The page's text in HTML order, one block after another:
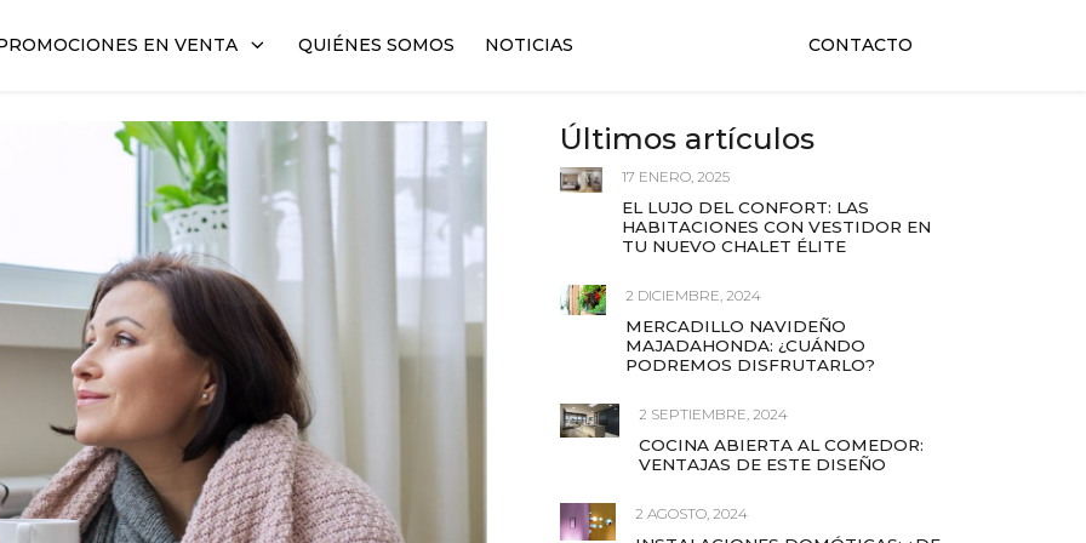
EN VENTA QUIÉNES SOMOS NOTICIAS CONTACTO
Últimos artículos
17 ENERO, 2025
EL LUJO DEL CONFORT: LAS
HABITACIONES CON VESTIDOR EN
TU NUEVO CHALET ÉLITE
2 DICIEMBRE, 2024
MERCADILLO NAVIDEÑO
MAJADAHONDA: ¿CUÁNDO
PODREMOS DISFRUTARLO?
2 SEPTIEMBRE, 2024
COCINA ABIERTA AL COMEDOR:
VENTAJAS DE ESTE DISEÑO
2 AGOSTO, 2024